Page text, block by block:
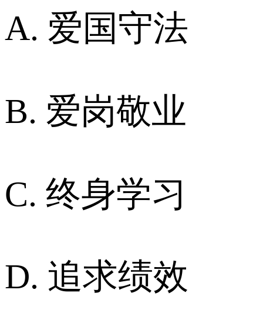
A. 爱国守法
B. 爱岗敬业
C. 终身学习
D. 追求绩效